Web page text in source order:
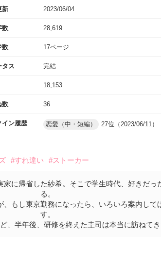
新 2023/06/04
数 28,619
数 17ページ
タス 完結
18,153
数 36
イン履歴 恋愛（中・短編） 27位（2023/06/11）
#すれ違い #ストーカー
に帰省した紗希。そこで学生時代、好きだっ
る。
もし東京勤務になったら、いろいろ案内して
す。
、半年後、研修を終えた圭司は本当に訪ねて